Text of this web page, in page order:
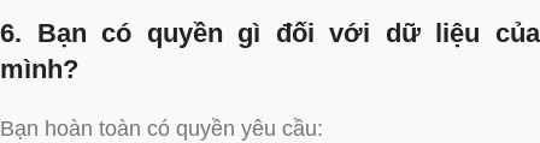
6. Bạn có quyền gì đối với dữ liệu của
mình?
Bạn hoàn toàn có quyền yêu cầu: